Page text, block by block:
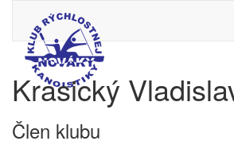
Krasický
Člen klubu